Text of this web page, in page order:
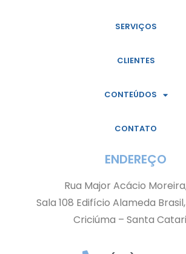
SERVIÇOS
CLIENTES
CONTEÚDOS
CONTATO
ENDEREÇO
Rua Major Acácio
Sala 108 Edifício Alameda
Criciúma – Santa